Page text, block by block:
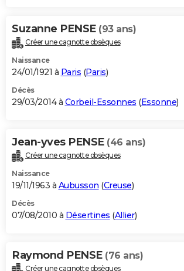
Bricolage
Lifestyle
Culture
Sport
Auto
Television
Voyage
Cinema
Suzanne PENSE (93 ans)
Créer une cagnotte obsèques
Naissance
24/01/1921 à Paris (Paris)
Décès
29/03/2014 à Corbeil-Essonnes (Essonne)
Jean-yves PENSE (46 ans)
Créer une cagnotte obsèques
Naissance
19/11/1963 à Aubusson (Creuse)
Décès
07/08/2010 à Désertines (Allier)
Raymond PENSE (76 ans)
Créer une cagnotte obsèques